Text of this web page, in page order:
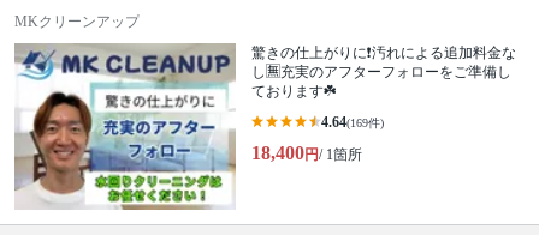
MKクリーンアップ
驚きの仕上がりに❗️汚れによる追加料金な
し🈚️充実のアフターフォローをご準備し
ております☘️
4.64(169件)
18,400円/ 1箇所